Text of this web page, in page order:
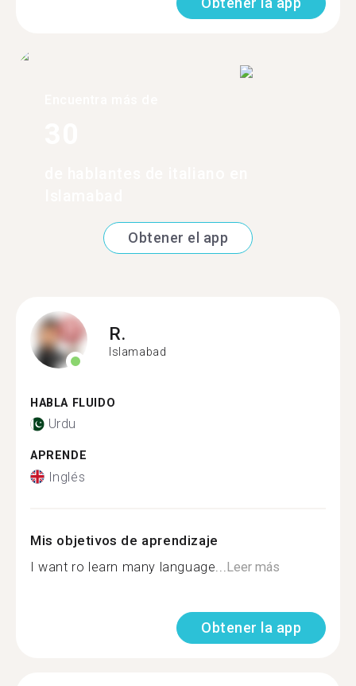
Obtener el app
R.
Islamabad
HABLA FLUIDO
Urdu
APRENDE
Inglés
Mis objetivos de aprendizaje
I want ro learn many language... Leer más
Obtener la app